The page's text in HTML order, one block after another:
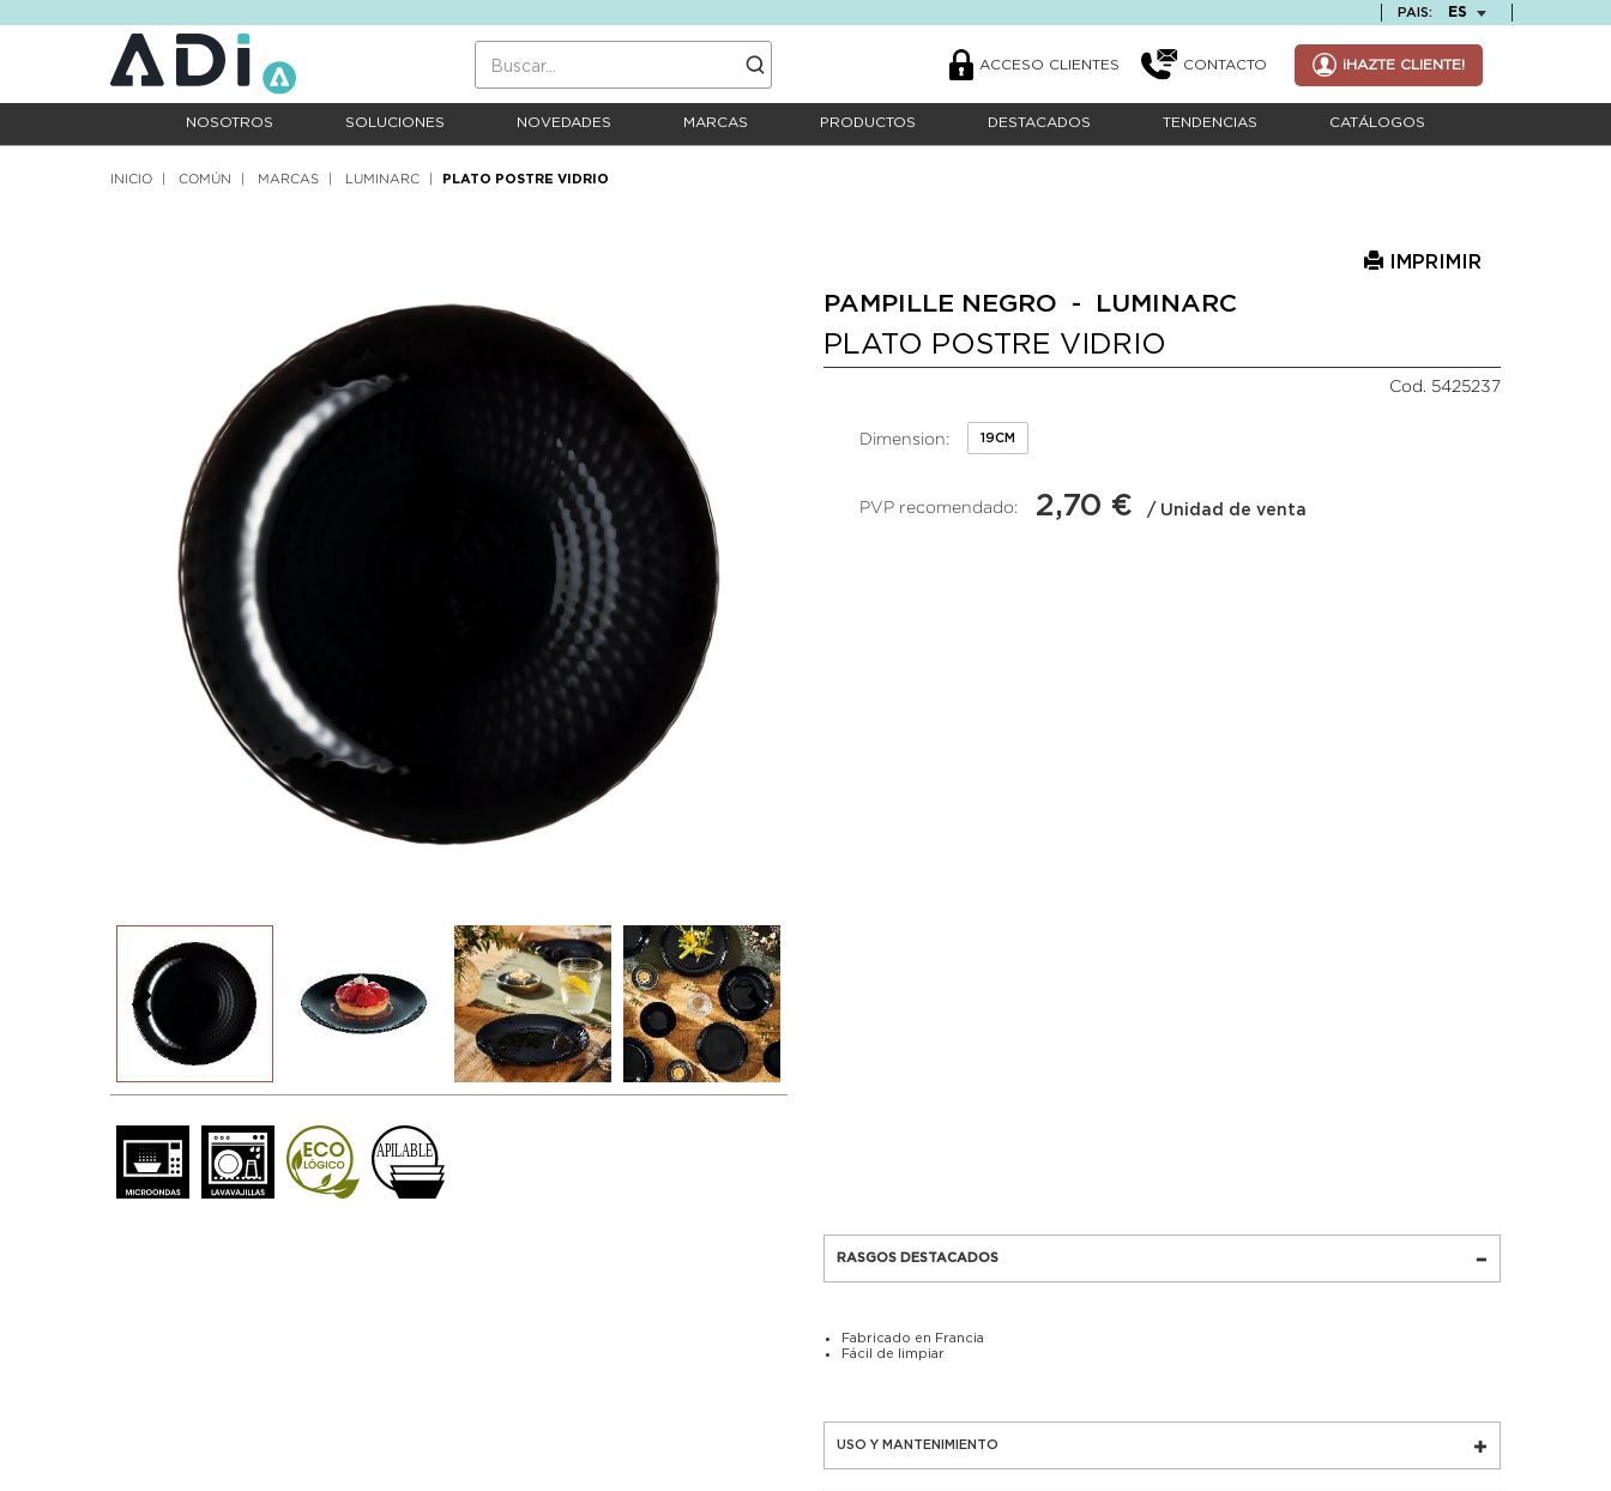
PAIS: TEXT.LANGUAGE
ES
ACCESO CLIENTES CONTACTO ¡HAZTE CLIENTE!
NOSOTROS SOLUCIONES NOVEDADES MARCAS PRODUCTOS DESTACADOS TENDENCIAS CATÁLOGOS
INICIO COMÚN MARCAS LUMINARC PLATO POSTRE VIDRIO
IMPRIMIR
PAMPILLE NEGRO - LUMINARC
PLATO POSTRE VIDRIO
Cod. 5425237
Dimension: 19CM
PVP recomendado: 2,70 € / Unidad de venta
RASGOS DESTACADOS
Fabricado en Francia
Fácil de limpiar
USO Y MANTENIMIENTO